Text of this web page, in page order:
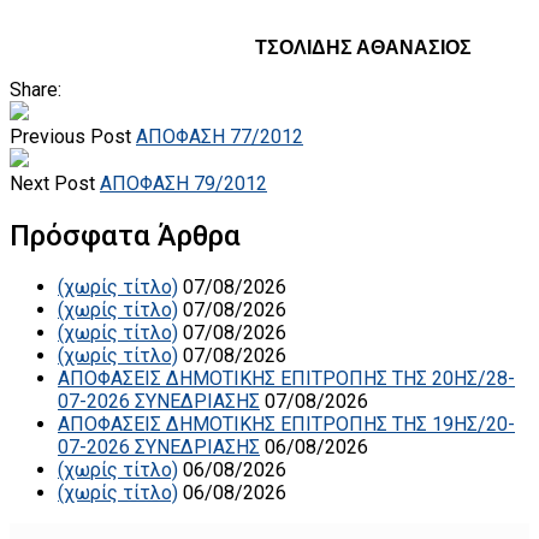
ΤΣΟΛΙΔΗΣ ΑΘΑΝΑΣΙΟΣ
Share:
Previous Post ΑΠΟΦΑΣΗ 77/2012
Next Post ΑΠΟΦΑΣΗ 79/2012
Πρόσφατα Άρθρα
(χωρίς τίτλο) 07/08/2026
(χωρίς τίτλο) 07/08/2026
(χωρίς τίτλο) 07/08/2026
(χωρίς τίτλο) 07/08/2026
ΑΠΟΦΑΣΕΙΣ ΔΗΜΟΤΙΚΗΣ ΕΠΙΤΡΟΠΗΣ ΤΗΣ 20ΗΣ/28-
07-2026 ΣΥΝΕΔΡΙΑΣΗΣ 07/08/2026
ΑΠΟΦΑΣΕΙΣ ΔΗΜΟΤΙΚΗΣ ΕΠΙΤΡΟΠΗΣ ΤΗΣ 19ΗΣ/20-
07-2026 ΣΥΝΕΔΡΙΑΣΗΣ 06/08/2026
(χωρίς τίτλο) 06/08/2026
(χωρίς τίτλο) 06/08/2026